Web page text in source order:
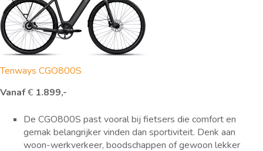
Tenways CGO800S
Vanaf€ 1.899,-
De CGO800S past vooral bij fietsers die comfort en
gemak belangrijker vinden dan sportiviteit. Denk aan
woon-werkverkeer, boodschappen of gewoon lekker